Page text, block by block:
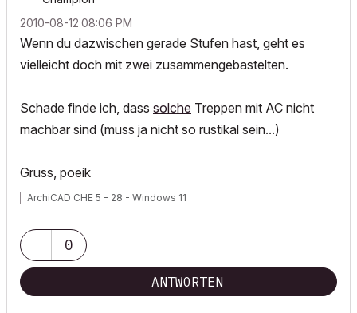
‎2010-08-12 08:06 PM
Wenn du dazwischen gerade Stufen hast, geht es
vielleicht doch mit zwei zusammengebastelten.
Schade finde ich, dass solche Treppen mit AC nicht
machbar sind (muss ja nicht so rustikal sein...)
Gruss, poeik
ArchiCAD CHE 5 - 28 - Windows 11
0
ANTWORTEN